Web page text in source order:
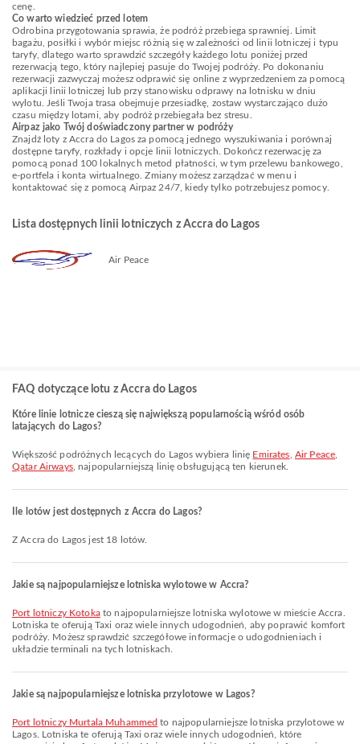
cenę.
Co warto wiedzieć przed lotem
Odrobina przygotowania sprawia, że podróż przebiega sprawniej. Limit
bagażu, posiłki i wybór miejsc różnią się w zależności od linii lotniczej i typu
taryfy, dlatego warto sprawdzić szczegóły każdego lotu poniżej przed
rezerwacją tego, który najlepiej pasuje do Twojej podróży. Po dokonaniu
rezerwacji zazwyczaj możesz odprawić się online z wyprzedzeniem za pomocą
aplikacji linii lotniczej lub przy stanowisku odprawy na lotnisku w dniu
wylotu. Jeśli Twoja trasa obejmuje przesiadkę, zostaw wystarczająco dużo
czasu między lotami, aby podróż przebiegała bez stresu.
Airpaz jako Twój doświadczony partner w podróży
Znajdź loty z Accra do Lagos za pomocą jednego wyszukiwania i porównaj
dostępne taryfy, rozkłady i opcje linii lotniczych. Dokończ rezerwację za
pomocą ponad 100 lokalnych metod płatności, w tym przelewu bankowego,
e-portfela i konta wirtualnego. Zmiany możesz zarządzać w menu i
kontaktować się z pomocą Airpaz 24/7, kiedy tylko potrzebujesz pomocy.
Lista dostępnych linii lotniczych z Accra do Lagos
Air Peace
FAQ dotyczące lotu z Accra do Lagos
Które linie lotnicze cieszą się największą popularnością wśród osób
latających do Lagos?
Większość podróżnych lecących do Lagos wybiera linię Emirates Air Peace
Qatar Airways, najpopularniejszą linię obsługującą ten kierunek.
Ile lotów jest dostępnych z Accra do Lagos?
Z Accra do Lagos jest 18 lotów.
Jakie są najpopularniejsze lotniska wylotowe w Accra?
Port lotniczy Kotokato najpopularniejsze lotniska wylotowe w mieście Accra.
Lotniska te oferują Taxi oraz wiele innych udogodnień, aby poprawić komfort
podróży. Możesz sprawdzić szczegółowe informacje o udogodnieniach i
układzie terminali na tych lotniskach.
Jakie są najpopularniejsze lotniska przylotowe w Lagos?
Port lotniczy Murtala Muhammed to najpopularniejsze lotniska przylotowe w
Lagos. Lotniska te oferują Taxi oraz wiele innych udogodnień, które